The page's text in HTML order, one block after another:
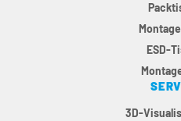
ESD-
3D-